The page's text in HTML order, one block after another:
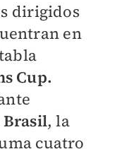
dirigidos
en
Cup.
Brasil, la
cuatro